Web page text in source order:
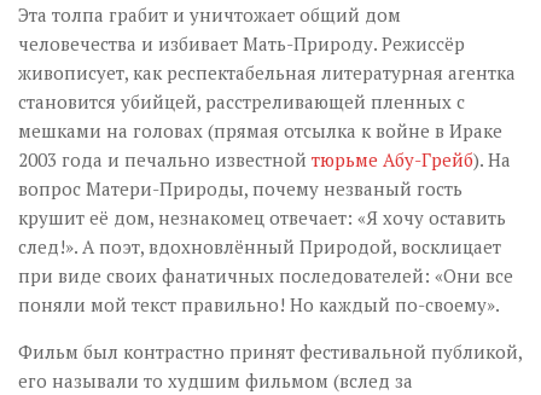
Эта толпа грабит и уничтожает общий дом
человечества и избивает Мать-Природу. Режиссёр
живописует, как респектабельная литературная агентка
становится убийцей, расстреливающей пленных с
мешками на головах (прямая отсылка к войне в Ираке
2003 года и печально известной тюрьме Абу-Грейб). На
вопрос Матери-Природы, почему незваный гость
крушит её дом, незнакомец отвечает: «Я хочу оставить
след!». А поэт, вдохновлённый Природой, восклицает
при виде своих фанатичных последователей: «Они все
поняли мой текст правильно! Но каждый по-своему».
Фильм был контрастно принят фестивальной публикой,
его называли то худшим фильмом (вслед за